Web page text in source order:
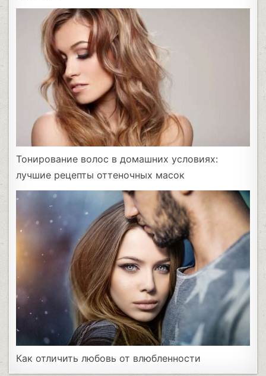
Тонирование волос в домашних условиях:
лучшие рецепты оттеночных масок
Как отличить любовь от влюбленности